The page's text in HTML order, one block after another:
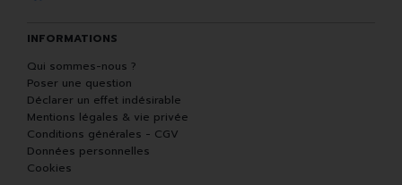
INFORMATIONS
Qui sommes-nous ?
Poser une question
Déclarer un effet indésirable
Mentions légales & vie privée
Conditions générales - CGV
Données personnelles
Cookies